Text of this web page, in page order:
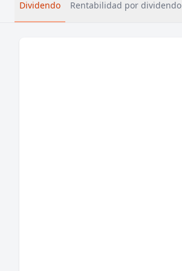
Dividendo Rentabilidad por dividendo